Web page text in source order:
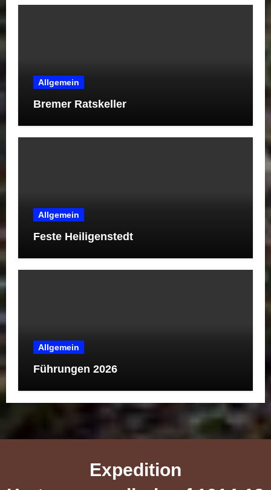
Allgemein
Bremer Ratskeller
Allgemein
Feste Heiligenstedt
Allgemein
Führungen 2026
Expedition